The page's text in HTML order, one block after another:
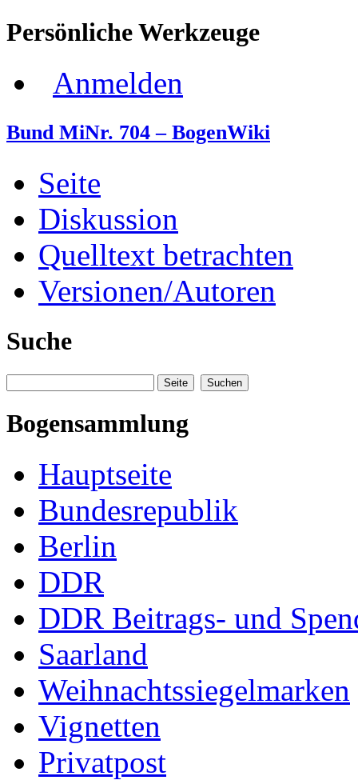
Persönliche Werkzeuge
Anmelden
Bund MiNr. 704 – BogenWiki
Seite
Diskussion
Quelltext betrachten
Versionen/Autoren
Suche
Bogensammlung
Hauptseite
Bundesrepublik
Berlin
DDR
DDR Beitrags- und
Saarland
Weihnachtssiegelmarken
Vignetten
Privatpost